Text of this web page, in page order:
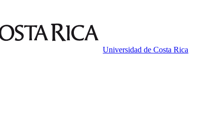
Universidad de Costa Rica